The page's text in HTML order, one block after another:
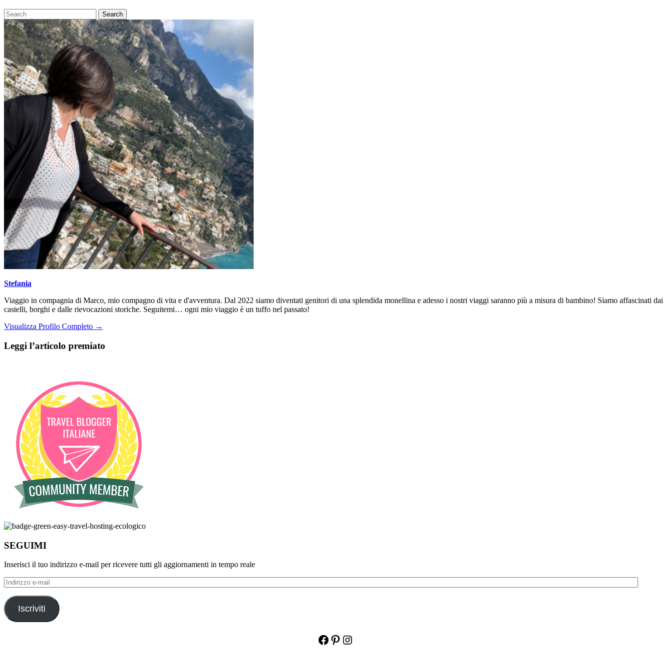
Search
for:
Stefania
Viaggio in compagnia di Marco, mio compagno di vita e d'avventura. Dal 2022 siamo diventati genitori di una splendida monellina e adesso i nostri viaggi saranno più a misura di bambino! Siamo affascinati dai
castelli, borghi e dalle rievocazioni storiche. Seguitemi… ogni mio viaggio è un tuffo nel passato!
Visualizza Profilo Completo →
Leggi l’articolo premiato
SEGUIMI
Inserisci il tuo indirizzo e-mail per ricevere tutti gli aggiornamenti in tempo reale
Indirizzo
e-
mail
Iscriviti
Facebook
Pinterest
Instagram